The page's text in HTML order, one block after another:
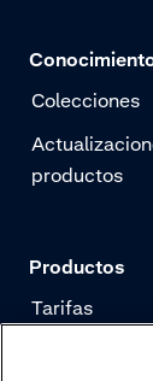
Colecciones
productos
Productos
Tarifas